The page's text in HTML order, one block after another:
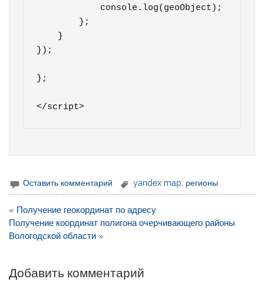
});
};
</script>
Оставить комментарий yandex map регионы
Навигация
по
записям
« Получение геокординат по адресу
Получение координат полигона очерчивающего районы
Вологодской области »
Добавить комментарий